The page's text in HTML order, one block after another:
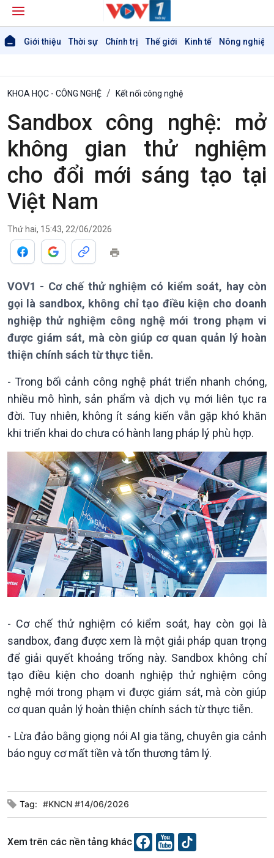
Giới thiệu Thời sự Chính trị Thế giới Kinh tế Nông nghiệp
Giới thiệu
Thời sự
Theo dòng Thời sự
Tin Chính trị
Chính phủ với người dân
Quốc hội với cử tri
Xây dựng đảng
Nhận diện sự thật
Pháp luật và đời sống
Tin thế giới
Vấn đề quốc tế
Hồ sơ sự kiện quốc tế
Thế giới & Việt Nam
bền
Kinh tế
Tin Kinh tế
Trước giờ mở cửa
Dòng chảy Kinh tế
Khởi nghiệp
Tuyên chiến với gian lận
thương mại
Nông nghiệp & Biển đảo
Tin Nông nghiệp & Biển
đảo
Mùa vàng
Tâm tình biên giới và hải
đảo
Tìm hiểu biển, đảo Việt
Nam
Xã hội
Chuyển đổi Xanh
Tài nguyên và Môi trường
Xã hội chuyển động
Khoa học & Công nghệ
khí hậu
KHOA HỌC - CÔNG NGHỆ Kết nối công nghệ
Sandbox công nghệ: mở
không gian thử nghiệm
cho đổi mới sáng tạo tại
Việt Nam
Thứ hai, 15:43, 22/06/2026
VOV1 - Cơ chế thử nghiệm có kiểm soát, hay còn
gọi là sandbox, không chỉ tạo điều kiện cho doanh
nghiệp thử nghiệm công nghệ mới trong phạm vi
được giám sát, mà còn giúp cơ quan quản lý hoàn
thiện chính sách từ thực tiễn.
- Trong bối cảnh công nghệ phát triển nhanh chóng,
nhiều mô hình, sản phẩm và dịch vụ mới liên tục ra
đời. Tuy nhiên, không ít sáng kiến vẫn gặp khó khăn
khi triển khai do chưa có hành lang pháp lý phù hợp.
- Cơ chế thử nghiệm có kiểm soát, hay còn gọi là
sandbox, đang được xem là một giải pháp quan trọng
để giải quyết khoảng trống này. Sandbox không chỉ
tạo điều kiện cho doanh nghiệp thử nghiệm công
nghệ mới trong phạm vi được giám sát, mà còn giúp
cơ quan quản lý hoàn thiện chính sách từ thực tiễn.
- Lừa đảo bằng giọng nói AI gia tăng, chuyên gia cảnh
báo nguy cơ mất tiền và tổn thương tâm lý.
Tag: #KNCN #14/06/2026
Xem trên các nền tảng khác